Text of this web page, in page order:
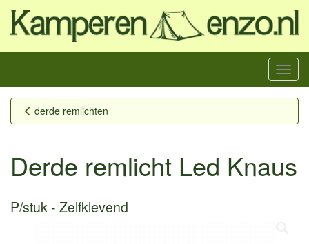
Menu
derde remlichten
Derde remlicht Led Knaus
P/stuk Zelfklevend